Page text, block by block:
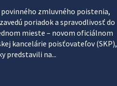
povinného zmluvného poistenia,
poriadok a spravodlivosť do
mieste – novom oficiálnom
kancelárie poisťovateľov (SKP),
predstavili na...